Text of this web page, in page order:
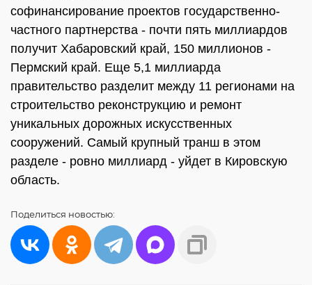
софинансирование проектов государственно-
частного партнерства - почти пять миллиардов
получит Хабаровский край, 150 миллионов -
Пермский край. Еще 5,1 миллиарда
правительство разделит между 11 регионами на
строительство реконструкцию и ремонт
уникальных дорожных искусственных
сооружений. Самый крупный транш в этом
разделе - ровно миллиард - уйдет в Кировскую
область.
Поделиться новостью: